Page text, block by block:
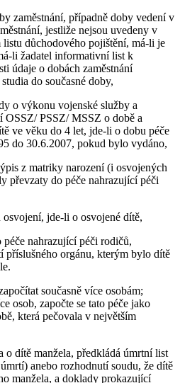
zaměstnání, případně doby vedení v
jestliže nejsou uvedeny v
důchodového pojištění, má-li je
li žadatel informativní list k
údaje o dobách zaměstnání
do současné doby,
o výkonu vojenské služby a
OSSZ/ PSSZ/ MSSZ o době a
ve věku do 4 let, jde-li o dobu péče
do 30.6.2007, pokud bylo vydáno,
z matriky narození (i osvojených
převzaty do péče nahrazující péči
jde-li o osvojené dítě,
nahrazující péči rodičů,
příslušného orgánu, kterým bylo dítě
současně více osobám;
osob, započte se tato péče jako
která pečovala v největším
o dítě manžela, předkládá úmrtní list
anebo rozhodnutí soudu, že dítě
manžela, a doklady prokazující